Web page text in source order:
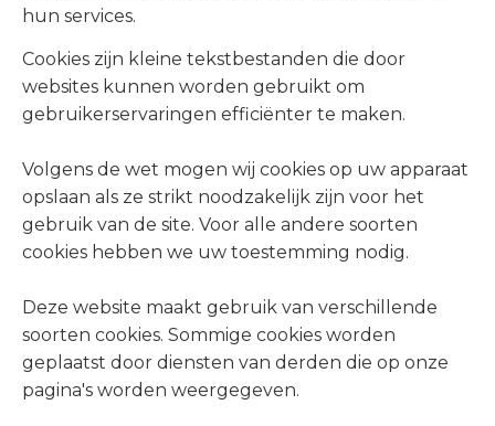
hun services.
Cookies zijn kleine tekstbestanden die door
websites kunnen worden gebruikt om
gebruikerservaringen efficiënter te maken.
Volgens de wet mogen wij cookies op uw apparaat
opslaan als ze strikt noodzakelijk zijn voor het
gebruik van de site. Voor alle andere soorten
cookies hebben we uw toestemming nodig.
Deze website maakt gebruik van verschillende
soorten cookies. Sommige cookies worden
geplaatst door diensten van derden die op onze
pagina's worden weergegeven.